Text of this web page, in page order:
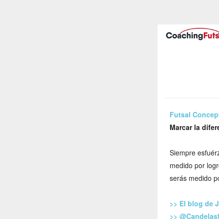
Futsal
Marcar la
Siempre
medido por
serás medido
>> El blog de
>>